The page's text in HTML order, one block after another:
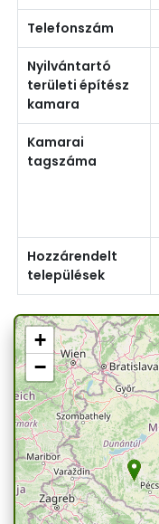
Telefonszám
Nyilvántartó
területi építész
kamara
Kamarai
tagszáma
Hozzárendelt
települések
+
−